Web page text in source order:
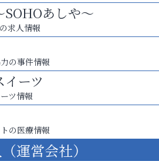
あしや～
求人情報
の事件情報
ーツ
ツ情報
の医療情報
運営会社）